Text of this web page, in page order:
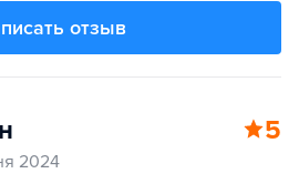
отзыв
5
2024